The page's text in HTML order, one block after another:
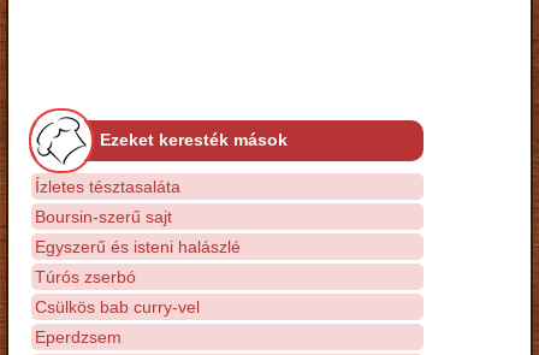
Ezeket keresték mások
Ízletes tésztasaláta
Boursin-szerű sajt
Egyszerű és isteni halászlé
Túrós zserbó
Csülkös bab curry-vel
Eperdzsem